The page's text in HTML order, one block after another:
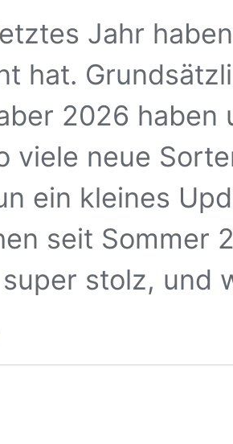
Jahr
hat.
2026 haben
viele neue
ein kleines
seit Sommer
stolz, und